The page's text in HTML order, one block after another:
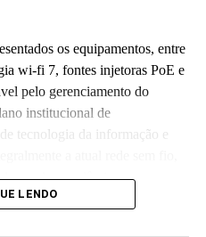
os equipamentos, entre
wi-fi 7, fontes injetoras PoE e
pelo gerenciamento do
institucional de
tecnologia da informação e
acadêmicas e
LENDO